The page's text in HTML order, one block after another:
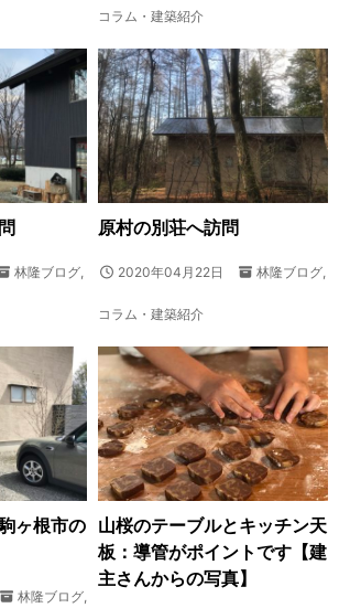
コラム・建築紹介
林隆ブログ,
原村の別荘へ訪問
2020年04月22日 林隆ブログ,
コラム・建築紹介
ヶ根市の
林隆ブログ,
山桜のテーブルとキッチン天
板：導管がポイントです【建
主さんからの写真】